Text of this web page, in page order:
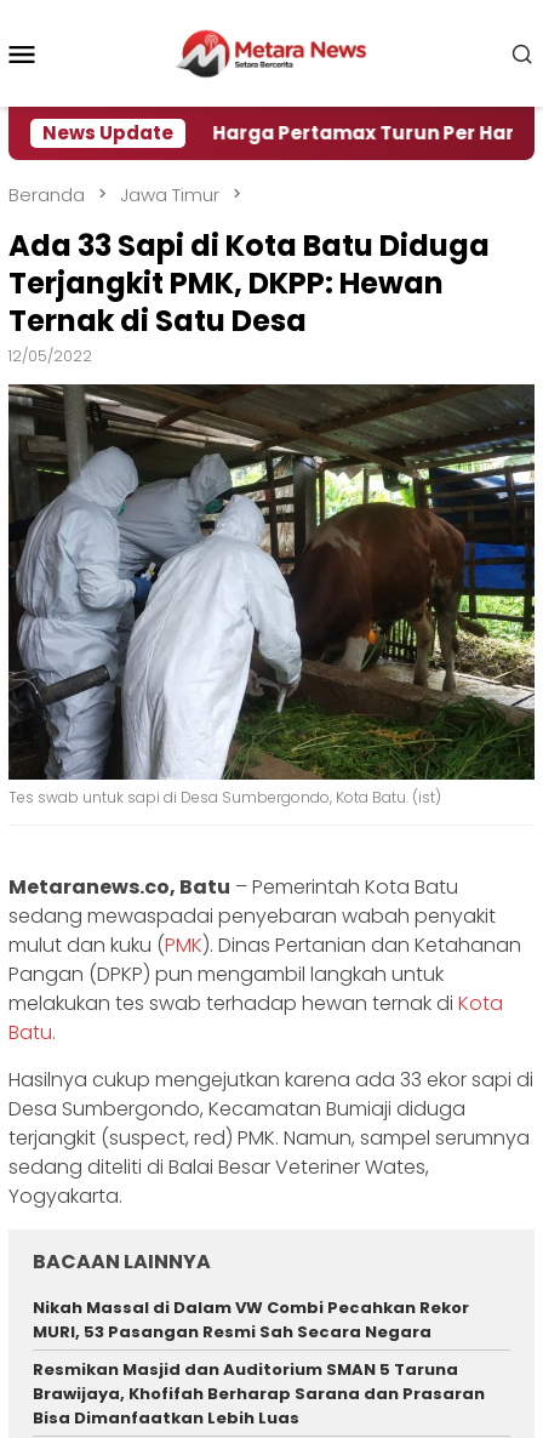
konten
News Update
Air Harga Pertamax Turun Per Hari Ini, Segini
Beranda Jawa Timur
Ada 33 Sapi di Kota Batu Diduga
Terjangkit PMK, DKPP: Hewan
Ternak di Satu Desa
12/05/2022
Tes swab untuk sapi di Desa Sumbergondo, Kota Batu. (ist)
Metaranews.co, Batu – Pemerintah Kota Batu
sedang mewaspadai penyebaran wabah penyakit
mulut dan kuku (PMK). Dinas Pertanian dan Ketahanan
Pangan (DPKP) pun mengambil langkah untuk
melakukan tes swab terhadap hewan ternak di Kota
Batu.
Hasilnya cukup mengejutkan karena ada 33 ekor sapi di
Desa Sumbergondo, Kecamatan Bumiaji diduga
terjangkit (suspect, red) PMK. Namun, sampel serumnya
sedang diteliti di Balai Besar Veteriner Wates,
Yogyakarta.
BACAAN LAINNYA
‎Nikah Massal di Dalam VW Combi Pecahkan Rekor
MURI, 53 Pasangan Resmi Sah Secara Negara ‎
Resmikan Masjid dan Auditorium SMAN 5 Taruna
Brawijaya, Khofifah Berharap Sarana dan Prasaran
Bisa Dimanfaatkan Lebih Luas